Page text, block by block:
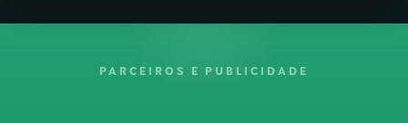
PARCEIROS E PUBLICIDADE